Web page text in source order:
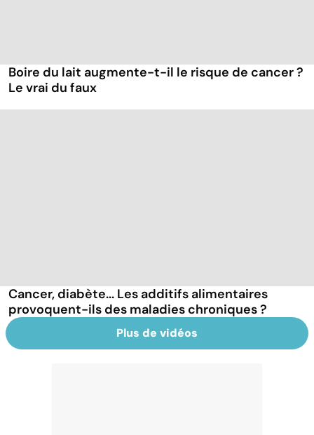
Boire du lait augmente-t-il le risque de cancer ?
Le vrai du faux
Cancer, diabète... Les additifs alimentaires
provoquent-ils des maladies chroniques ?
Plus de vidéos